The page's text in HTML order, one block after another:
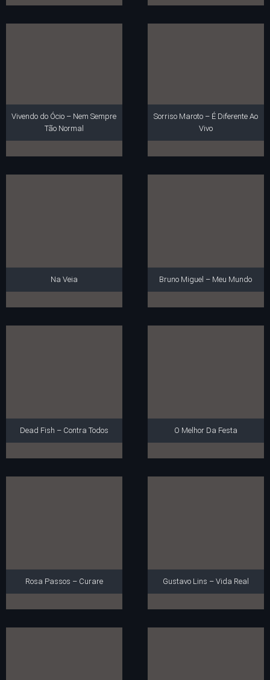
Vivendo do Ócio – Nem Sempre
Tão Normal
Sorriso Maroto – É Diferente Ao
Vivo
Na Veia Bruno Miguel – Meu Mundo
Dead Fish – Contra Todos O Melhor Da Festa
Rosa Passos – Curare Gustavo Lins – Vida Real